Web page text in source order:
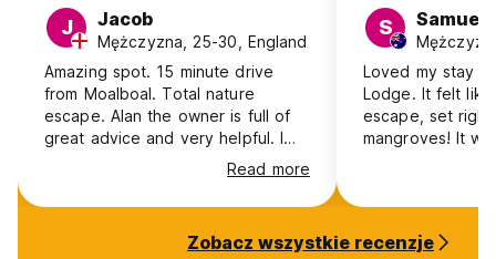
J Jacob
Mężczyzna, 25-30, England
Amazing spot. 15 minute drive
from Moalboal. Total nature
escape. Alan the owner is full of
great advice and very helpful. I
will say that it’s not really a hostel
and more of a retreat, but fully
worth booking if you want a
Read more
S Samuel
Loved my stay
Lodge. It felt
escape, set
mangroves! It
were incredibly
cared for not
Zobacz wszystkie recenzje